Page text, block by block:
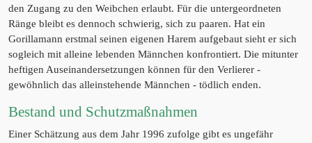
den Zugang zu den Weibchen erlaubt. Für die untergeordneten
Ränge bleibt es dennoch schwierig, sich zu paaren. Hat ein
Gorillamann erstmal seinen eigenen Harem aufgebaut sieht er sich
sogleich mit alleine lebenden Männchen konfrontiert. Die mitunter
heftigen Auseinandersetzungen können für den Verlierer -
gewöhnlich das alleinstehende Männchen - tödlich enden.
Bestand und Schutzmaßnahmen
Einer Schätzung aus dem Jahr 1996 zufolge gibt es ungefähr